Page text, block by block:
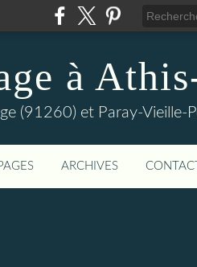
à
(91260) et Paray-Vieille-
ARCHIVES CONTACT